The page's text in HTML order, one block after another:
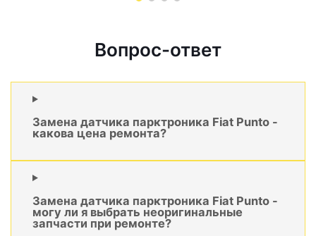
Вопрос-ответ
Замена датчика парктроника Fiat Punto -
какова цена ремонта?
Замена датчика парктроника Fiat Punto -
могу ли я выбрать неоригинальные
запчасти при ремонте?